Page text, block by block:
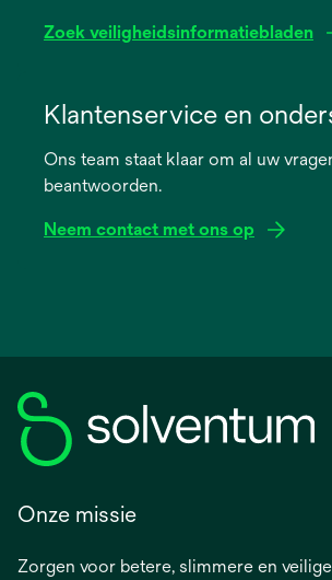
Zoek veiligheidsinformatiebladen
new
Klantenservice en
Ons team staat klaar om al uw
beantwoorden.
Neem contact met ons op
Onze missie
Zorgen voor betere, slimmere en